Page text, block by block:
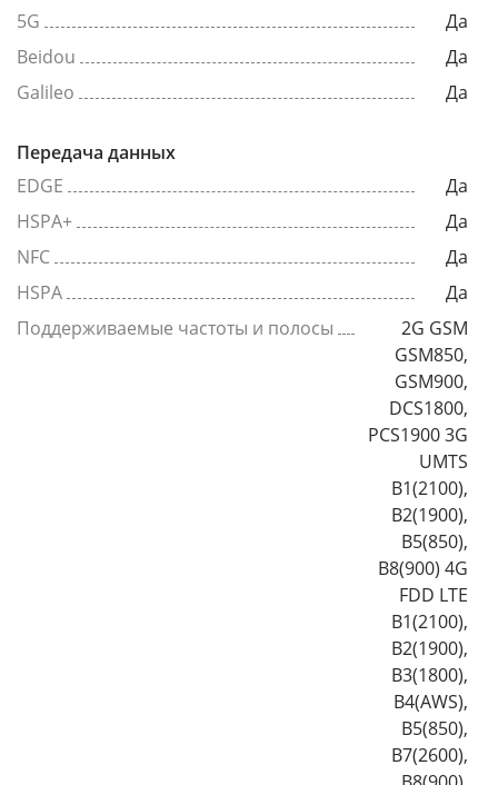
5G
Да
Beidou
Да
Galileo
Да
Передача данных
EDGE
Да
HSPA+
Да
NFC
Да
HSPA
Да
Поддерживаемые частоты и полосы
2G GSM
GSM850,
GSM900,
DCS1800,
PCS1900 3G
UMTS
B1(2100),
B2(1900),
B5(850),
B8(900) 4G
FDD LTE
B1(2100),
B2(1900),
B3(1800),
B4(AWS),
B5(850),
B7(2600),